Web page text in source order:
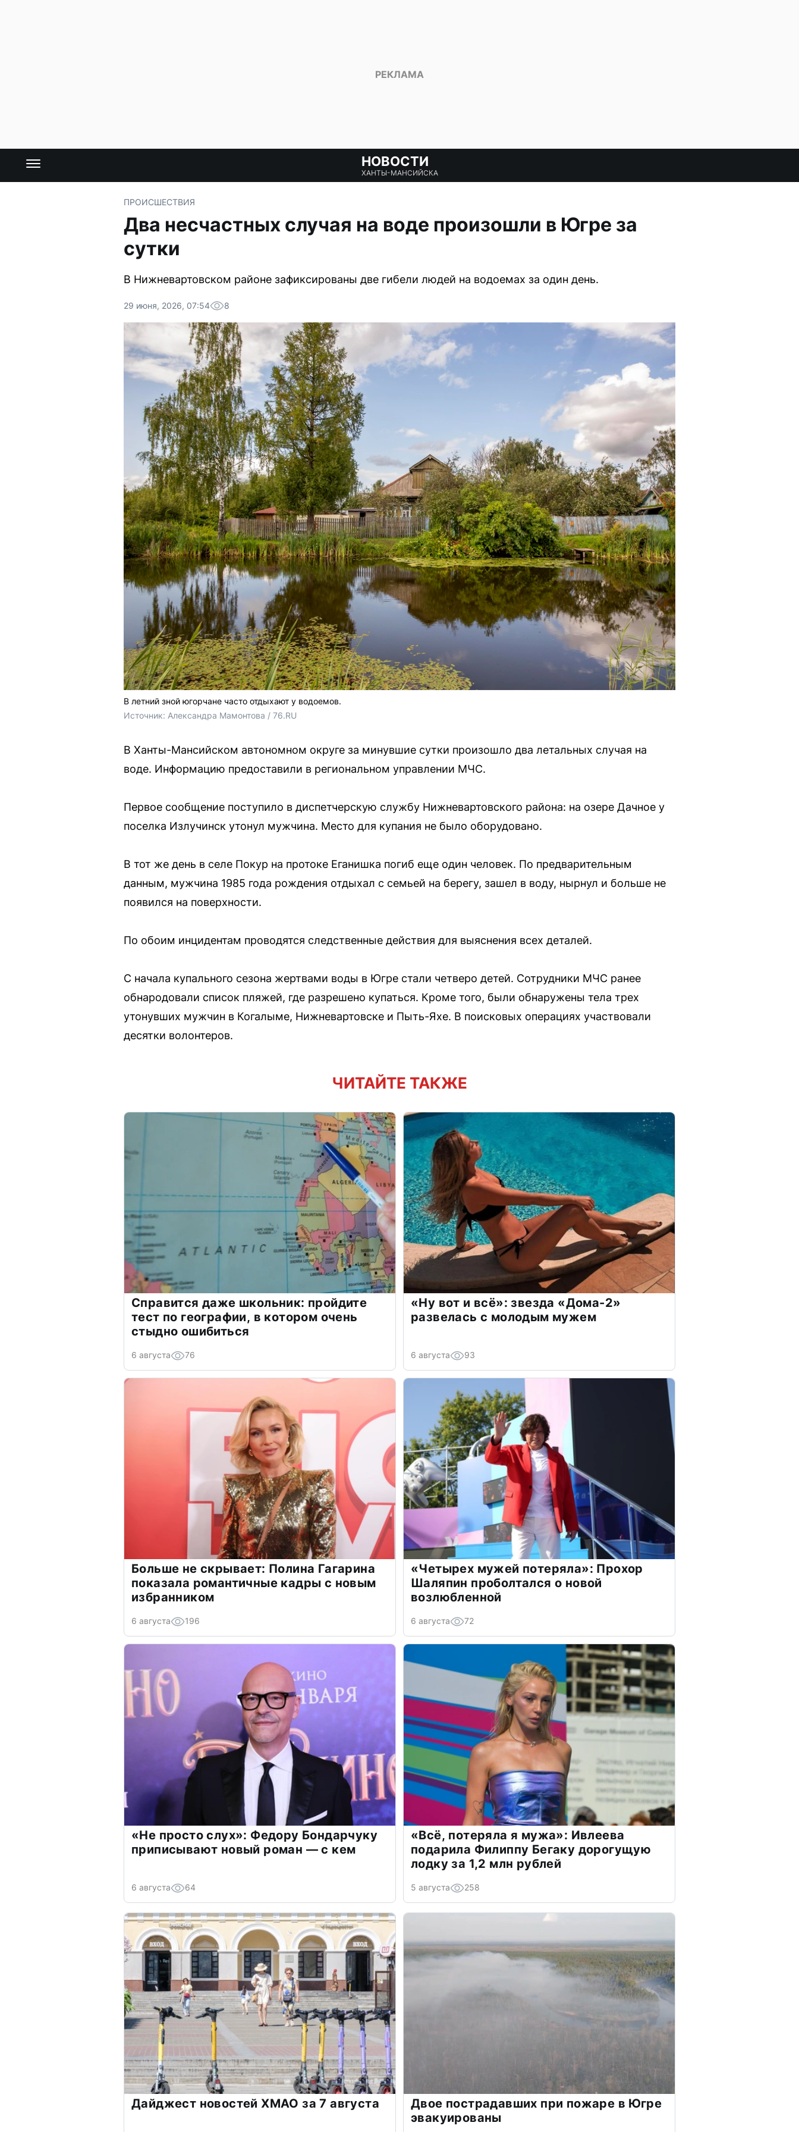
НОВОСТИ
ХАНТЫ-МАНСИЙСКА
ПРОИСШЕСТВИЯ
Два несчастных случая на воде произошли в Югре за
сутки
В Нижневартовском районе зафиксированы две гибели людей на водоемах за один день.
29 июня, 2026, 07:54 8
В летний зной югорчане часто отдыхают у водоемов.
Источник: Александра Мамонтова / 76.RU
В Ханты-Мансийском автономном округе за минувшие сутки произошло два летальных случая на
воде. Информацию предоставили в региональном управлении МЧС.
Первое сообщение поступило в диспетчерскую службу Нижневартовского района: на озере Дачное у
поселка Излучинск утонул мужчина. Место для купания не было оборудовано.
В тот же день в селе Покур на протоке Еганишка погиб еще один человек. По предварительным
данным, мужчина 1985 года рождения отдыхал с семьей на берегу, зашел в воду, нырнул и больше не
появился на поверхности.
По обоим инцидентам проводятся следственные действия для выяснения всех деталей.
С начала купального сезона жертвами воды в Югре стали четверо детей. Сотрудники МЧС ранее
обнародовали список пляжей, где разрешено купаться. Кроме того, были обнаружены тела трех
утонувших мужчин в Когалыме, Нижневартовске и Пыть-Яхе. В поисковых операциях участвовали
десятки волонтеров.
ЧИТАЙТЕ ТАКЖЕ
Справится даже школьник: пройдите
тест по географии, в котором очень
стыдно ошибиться
6 августа 76
«Ну вот и всё»: звезда «Дома-2»
развелась с молодым мужем
6 августа 93
Больше не скрывает: Полина Гагарина
показала романтичные кадры с новым
избранником
6 августа 196
«Четырех мужей потеряла»: Прохор
Шаляпин проболтался о новой
возлюбленной
6 августа 72
«Не просто слух»: Федору Бондарчуку
приписывают новый роман — с кем
6 августа 64
«Всё, потеряла я мужа»: Ивлеева
подарила Филиппу Бегаку дорогущую
лодку за 1,2 млн рублей
5 августа 258
Дайджест новостей ХМАО за 7 августа
Двое пострадавших при пожаре в Югре
эвакуированы